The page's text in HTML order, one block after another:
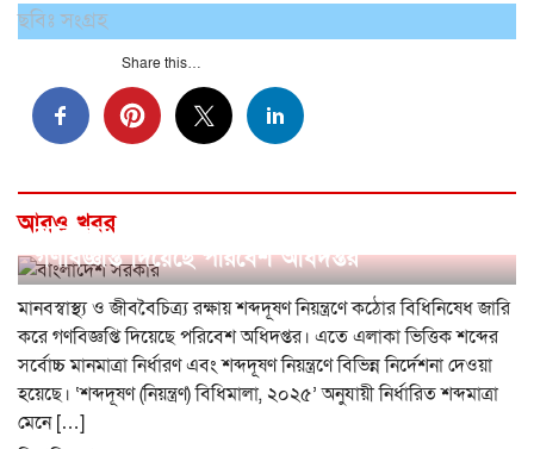
ছবিঃ সংগ্রহ
Share this…
আরও খবর
শব্দদূষণ নিয়ন্ত্রণে কঠোর বিধিনিষেধ জারি করে
গণবিজ্ঞপ্তি দিয়েছে পরিবেশ অধিদপ্তর
মানবস্বাস্থ্য ও জীববৈচিত্র্য রক্ষায় শব্দদূষণ নিয়ন্ত্রণে কঠোর বিধিনিষেধ জারি
করে গণবিজ্ঞপ্তি দিয়েছে পরিবেশ অধিদপ্তর। এতে এলাকা ভিত্তিক শব্দের
সর্বোচ্চ মানমাত্রা নির্ধারণ এবং শব্দদূষণ নিয়ন্ত্রণে বিভিন্ন নির্দেশনা দেওয়া
হয়েছে। ‘শব্দদূষণ (নিয়ন্ত্রণ) বিধিমালা, ২০২৫’ অনুযায়ী নির্ধারিত শব্দমাত্রা
মেনে […]